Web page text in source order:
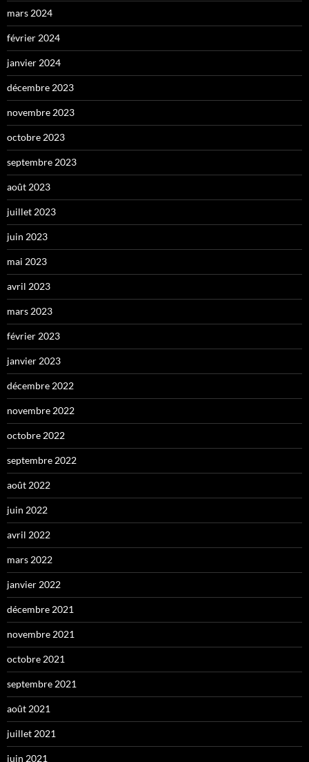
mars 2024
février 2024
janvier 2024
décembre 2023
novembre 2023
octobre 2023
septembre 2023
août 2023
juillet 2023
juin 2023
mai 2023
avril 2023
mars 2023
février 2023
janvier 2023
décembre 2022
novembre 2022
octobre 2022
septembre 2022
août 2022
juin 2022
avril 2022
mars 2022
janvier 2022
décembre 2021
novembre 2021
octobre 2021
septembre 2021
août 2021
juillet 2021
juin 2021